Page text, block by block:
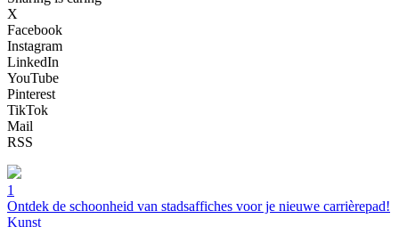
X
Facebook
Instagram
LinkedIn
YouTube
Pinterest
TikTok
Mail
RSS
1
Ontdek de schoonheid van stadsaffiches voor je nieuwe carrièrepad!
Kunst